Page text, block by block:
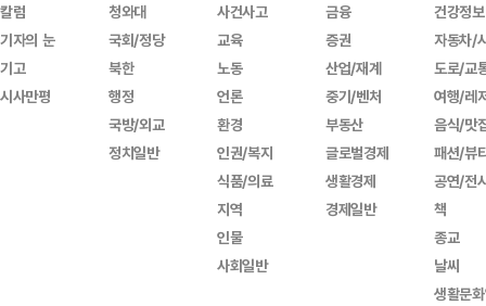
칼럼
기자의 눈
기고
시사만평
청와대
국회/정당
북한
행정
국방/외교
정치일반
사건사고
교육
노동
언론
환경
인권/복지
식품/의료
지역
인물
사회일반
금융
증권
산업/재계
중기/벤처
부동산
글로벌경제
생활경제
경제일반
건강정보
자동차/
도로/교
여행/레
음식/맛
패션/뷰
공연/전
책
종교
날씨
생활문